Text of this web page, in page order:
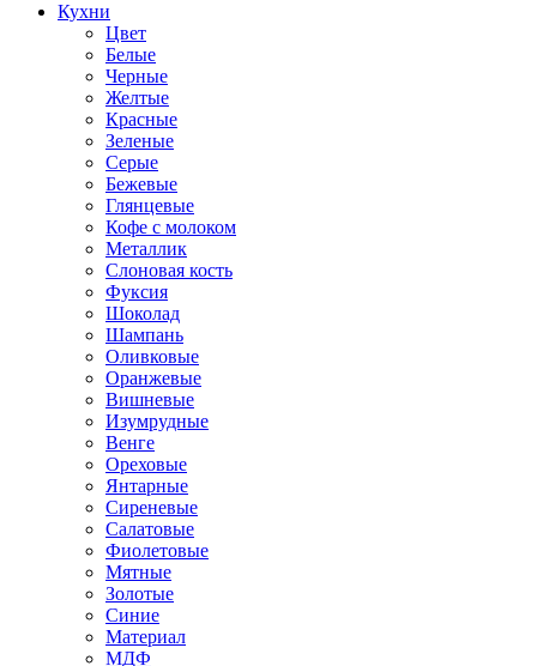
Кухни
Цвет
Белые
Черные
Желтые
Красные
Зеленые
Серые
Бежевые
Глянцевые
Кофе с молоком
Металлик
Слоновая кость
Фуксия
Шоколад
Шампань
Оливковые
Оранжевые
Вишневые
Изумрудные
Венге
Ореховые
Янтарные
Сиреневые
Салатовые
Фиолетовые
Мятные
Золотые
Синие
Материал
МДФ